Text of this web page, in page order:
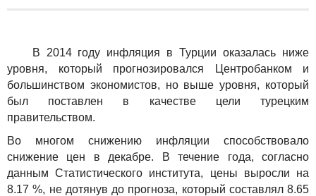
В 2014 году инфляция в Турции оказалась ниже
уровня, который прогнозировался Центробанком и
большинством экономистов, но выше уровня, который
был поставлен в качестве цели турецким
правительством.
Во многом снижению инфляции способствовало
снижение цен в декабре. В течение года, согласно
данным Статистического института, цены выросли на
8.17 %, не дотянув до прогноза, который составлял 8.65